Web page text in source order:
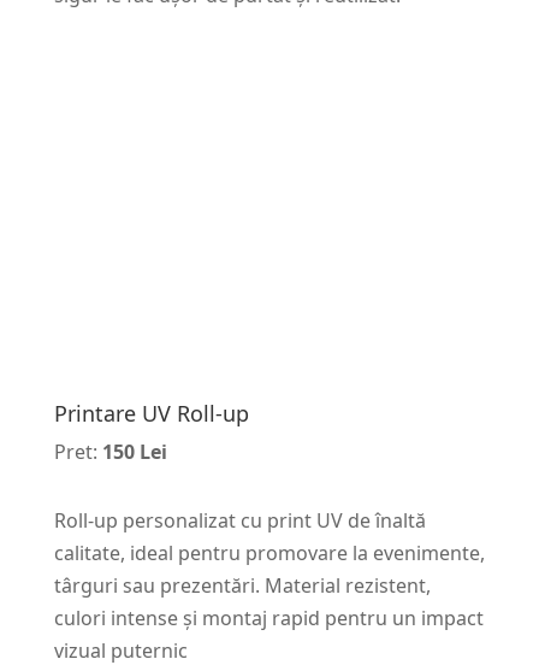
Printare UV Roll-up
Pret: 150 Lei
Roll-up personalizat cu print UV de înaltă
calitate, ideal pentru promovare la evenimente,
târguri sau prezentări. Material rezistent,
culori intense și montaj rapid pentru un impact
vizual puternic